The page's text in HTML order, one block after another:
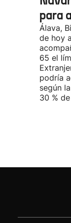
para
Álava,
de hoy
65 el
podría
según
30 %